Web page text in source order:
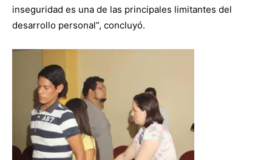
inseguridad es una de las principales limitantes del
desarrollo personal”, concluyó.